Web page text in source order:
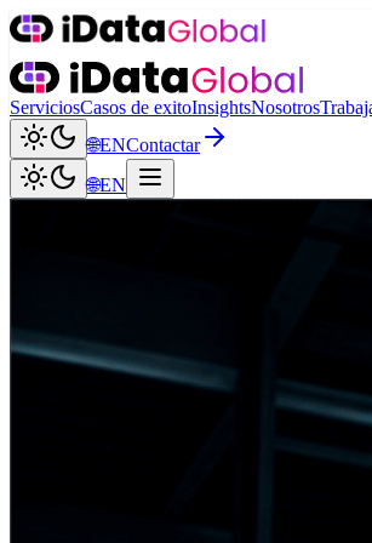
ServiciosCasos de exitoInsightsNosotros
🌐ENContactar
🌐EN